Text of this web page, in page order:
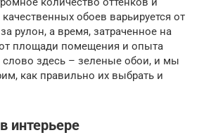
обоев варьируется от
рулон, а время, затраченное на
от площади помещения и опыта
слово здесь – зеленые обои, и мы
как правильно их выбрать и
интерьере